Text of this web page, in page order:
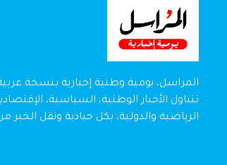
المراسل، يومية وطنية إخبارية بنسخة
تتناول الأخبار الوطنية، السياسية،
الرياضية والدولية، بكل حيادية ونقل الخبر